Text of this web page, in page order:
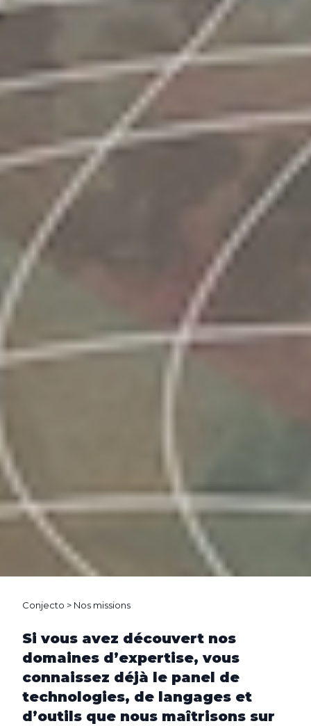
Conjecto > Nos missions
Si vous avez découvert nos
domaines d’expertise, vous
connaissez déjà le panel de
technologies, de langages et
d’outils que nous maîtrisons sur